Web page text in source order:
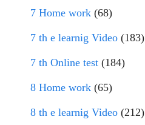
7 Home work (68)
7 th e learnig Video (183)
7 th Online test (184)
8 Home work (65)
8 th e learnig Video (212)